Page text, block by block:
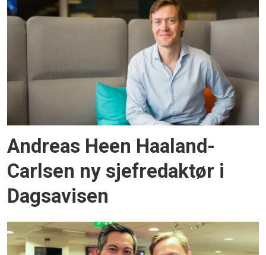
Andreas Heen Haaland-
Carlsen ny sjefredaktør i
Dagsavisen